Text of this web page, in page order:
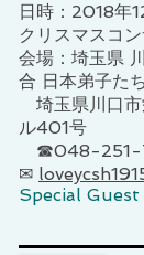
日時：2018年
クリスマスコン
会場：埼玉県
合 日本弟子た
埼玉県川口
ル401号
☎048-251-
✉
Special